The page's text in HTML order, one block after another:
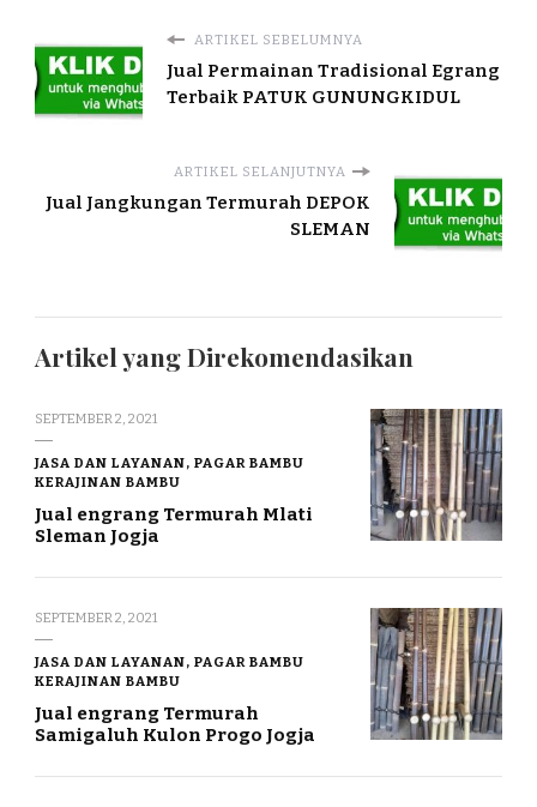
ARTIKEL SEBELUMNYA
Jual Permainan Tradisional Egrang
Terbaik PATUK GUNUNGKIDUL
ARTIKEL SELANJUTNYA
Jual Jangkungan Termurah DEPOK
SLEMAN
Artikel yang Direkomendasikan
SEPTEMBER 2, 2021
JASA DAN LAYANAN, PAGAR BAMBU
KERAJINAN BAMBU
Jual engrang Termurah Mlati
Sleman Jogja
SEPTEMBER 2, 2021
JASA DAN LAYANAN, PAGAR BAMBU
KERAJINAN BAMBU
Jual engrang Termurah
Samigaluh Kulon Progo Jogja